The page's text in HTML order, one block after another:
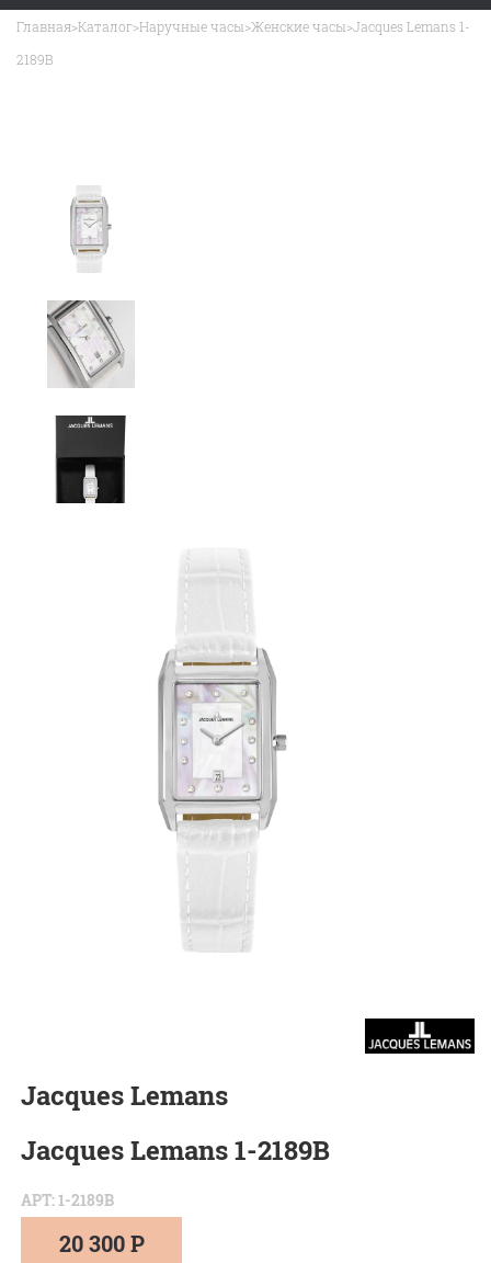
Главная>Каталог>Наручные часы>Женские часы>Jacques Lemans 1-
2189B
Jacques Lemans
Jacques Lemans 1-2189B
АРТ: 1-2189B
20 300 Р